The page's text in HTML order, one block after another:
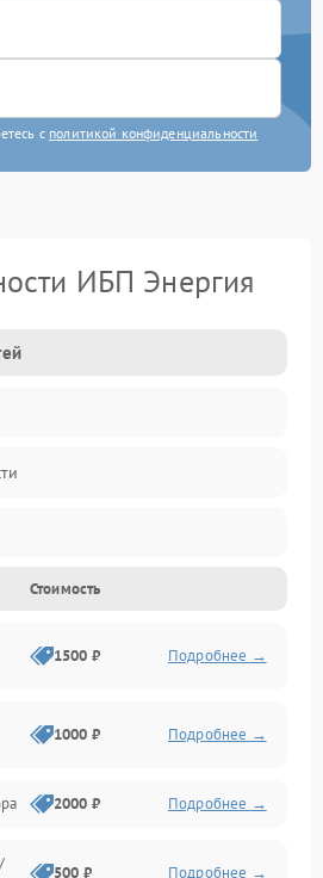
с политикой конфиденциальности
ИБП Энергия
Стоимость
1500 ₽ Подробнее →
1000 ₽ Подробнее →
2000 ₽ Подробнее →
500 ₽ Подробнее →